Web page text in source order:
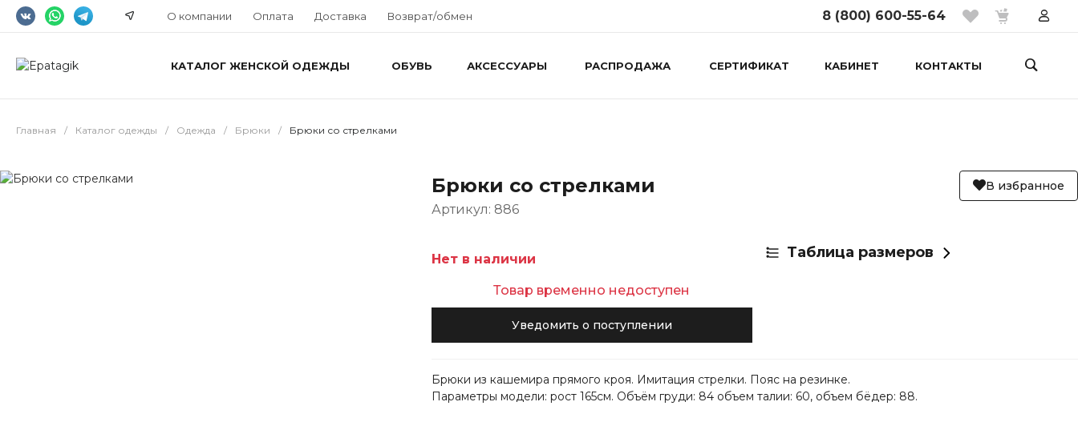
О компании Оплата Доставка Возврат/обмен 8 (800) 600-55-64
КАТАЛОГ ЖЕНСКОЙ ОДЕЖДЫ ОБУВЬ АКСЕССУАРЫ РАСПРОДАЖА СЕРТИФИКАТ КАБИНЕТ КОНТАКТЫ
Главная / Каталог одежды / Одежда / Брюки / Брюки со стрелками
Брюки со стрелками В избранное
Артикул: 886
Нет в наличии
Товар временно недоступен
Уведомить о поступлении
Таблица размеров
Брюки из кашемира прямого кроя. Имитация стрелки. Пояс на резинке.
Параметры модели: рост 165см. Объём груди: 84 объем талии: 60, объем бёдер: 88.